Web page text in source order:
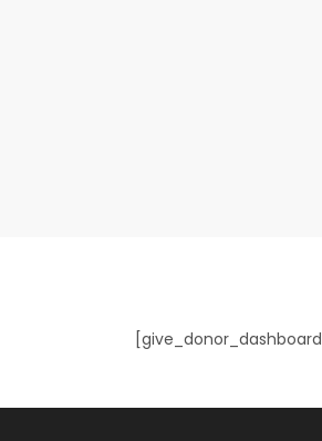
[give_donor_dashboard]